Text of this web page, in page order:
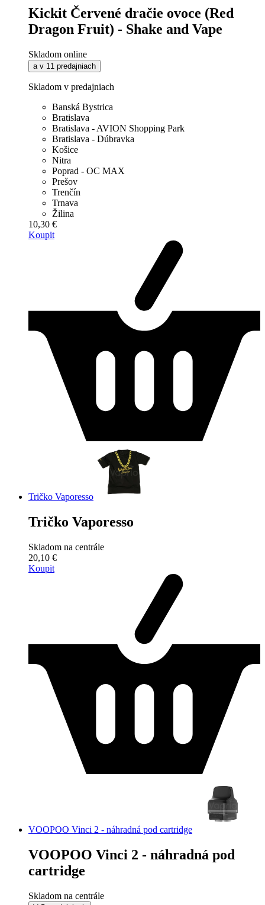
Kickit Červené dračie ovoce (Red
Dragon Fruit) - Shake and Vape
Skladom online
a v 11 predajniach
Skladom v predajniach
Banská Bystrica
Bratislava
Bratislava - AVION Shopping Park
Bratislava - Dúbravka
Košice
Nitra
Poprad - OC MAX
Prešov
Trenčín
Trnava
Žilina
10,30 €
Koupit
Tričko Vaporesso
Tričko Vaporesso
Skladom na centrále
20,10 €
Koupit
VOOPOO Vinci 2 - náhradná pod cartridge
VOOPOO Vinci 2 - náhradná pod
cartridge
Skladom na centrále